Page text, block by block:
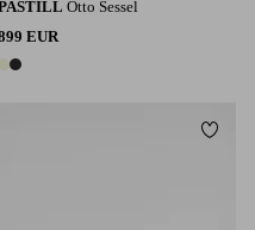
Otto Sessel
EUR
2 Farben
hinzufügen Zu